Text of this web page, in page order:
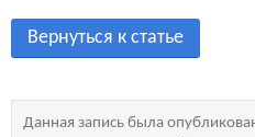
Вернуться к статье
Данная запись была